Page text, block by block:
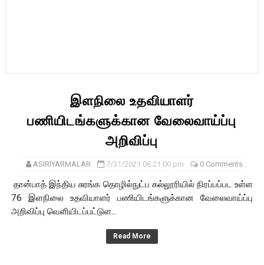
இளநிலை உதவியாளர்
பணியிடங்களுக்கான வேலைவாய்ப்பு
அறிவிப்பு
ASIRIYARMALAR 7/31/2021 06:21:00 pm 0 Comments
தான்பாத் இந்திய சுரங்க தொழில்நுட்ப கல்லூரியில் நிரப்பப்பட உள்ள
76 இளநிலை உதவியாளர் பணியிடங்களுக்கான வேலைவாய்ப்பு
அறிவிப்பு வெளியிடப்பட்டுள...
Read More